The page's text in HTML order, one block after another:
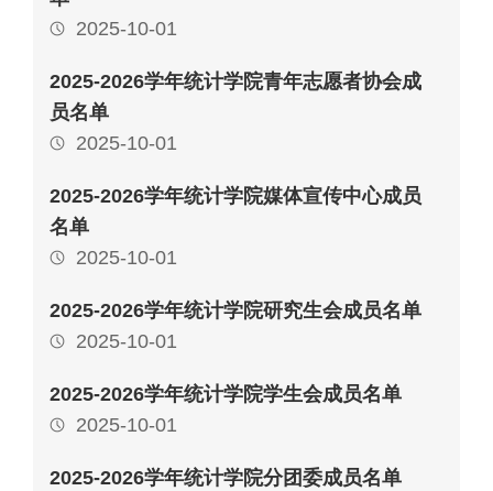
2025-10-01
2025-2026学年统计学院青年志愿者协会成
员名单
2025-10-01
2025-2026学年统计学院媒体宣传中心成员
名单
2025-10-01
2025-2026学年统计学院研究生会成员名单
2025-10-01
2025-2026学年统计学院学生会成员名单
2025-10-01
2025-2026学年统计学院分团委成员名单